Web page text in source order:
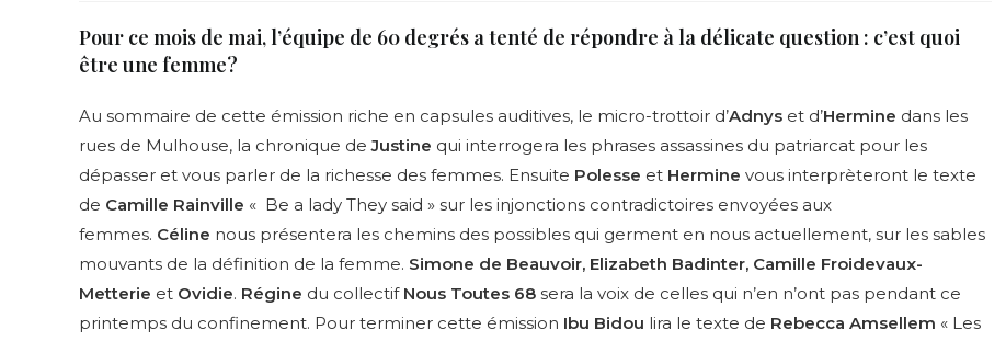
Pour ce mois de mai, l’équipe de 60 degrés a tenté de répondre à la délicate question : c’est quoi
être une femme?
Au sommaire de cette émission riche en capsules auditives, le micro-trottoir d’Adnys et d’Hermine dans les
rues de Mulhouse, la chronique deJustine qui interrogera les phrases assassines du patriarcat pour les
dépasser et vous parler de la richesse des femmes. Ensuite Polesse et Hermine vous interprèteront le texte
de Camille Rainville « Be a lady They said » sur les injonctions contradictoires envoyées aux
femmes. Céline nous présentera les chemins des possibles qui germent en nous actuellement, sur les sables
mouvants de la définition de la femme. Simone de Beauvoir, Elizabeth Badinter, Camille Froidevaux-
Metterie et Ovidie. Régine du collectif Nous Toutes 68 sera la voix de celles qui n’en n’ont pas pendant ce
printemps du confinement. Pour terminer cette émission Ibu Bidou lira le texte de Rebecca Amsellem « Les